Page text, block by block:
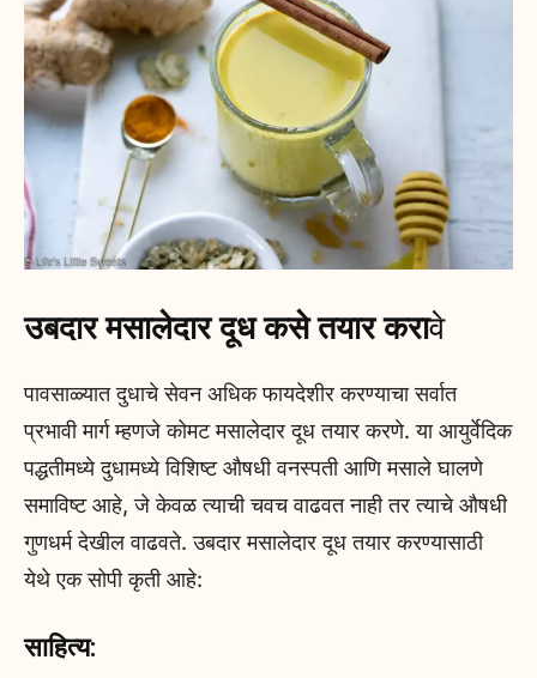
उबदार मसालेदार दूध कसे तयार करावे
पावसाळ्यात दुधाचे सेवन अधिक फायदेशीर करण्याचा सर्वात
प्रभावी मार्ग म्हणजे कोमट मसालेदार दूध तयार करणे. या आयुर्वेदिक
पद्धतीमध्ये दुधामध्ये विशिष्ट औषधी वनस्पती आणि मसाले घालणे
समाविष्ट आहे, जे केवळ त्याची चवच वाढवत नाही तर त्याचे औषधी
गुणधर्म देखील वाढवते. उबदार मसालेदार दूध तयार करण्यासाठी
येथे एक सोपी कृती आहे:
साहित्य: